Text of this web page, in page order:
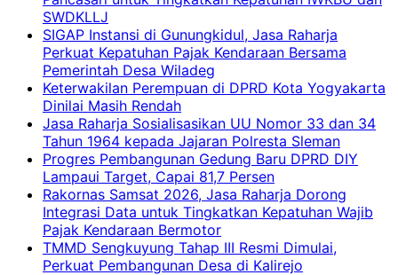
SWDKLLJ
SIGAP Instansi di Gunungkidul, Jasa Raharja
Perkuat Kepatuhan Pajak Kendaraan Bersama
Pemerintah Desa Wiladeg
Keterwakilan Perempuan di DPRD Kota Yogyakarta
Dinilai Masih Rendah
Jasa Raharja Sosialisasikan UU Nomor 33 dan 34
Tahun 1964 kepada Jajaran Polresta Sleman
Progres Pembangunan Gedung Baru DPRD DIY
Lampaui Target, Capai 81,7 Persen
Rakornas Samsat 2026, Jasa Raharja Dorong
Integrasi Data untuk Tingkatkan Kepatuhan Wajib
Pajak Kendaraan Bermotor
TMMD Sengkuyung Tahap III Resmi Dimulai,
Perkuat Pembangunan Desa di Kalirejo